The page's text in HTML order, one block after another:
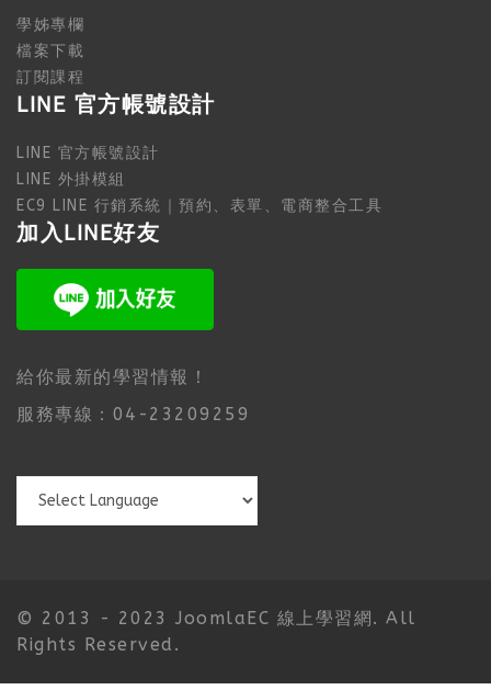
學姊專欄
檔案下載
訂閱課程
LINE 官方帳號設計
LINE 官方帳號設計
LINE 外掛模組
EC9 LINE 行銷系統｜預約、表單、電商整合工具
加入LINE好友
給你最新的學習情報！
服務專線：04-23209259
© 2013 - 2023 JoomlaEC 線上學習網. All
Rights Reserved.